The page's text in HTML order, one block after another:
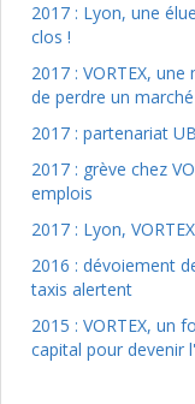
2017 : Lyon, une
clos !
2017 : VORTEX,
de perdre un
2017 : partenariat
2017 : grève chez
emplois
2017 : Lyon,
2016 : dévoiement
taxis alertent
2015 : VORTEX, un
capital pour devenir